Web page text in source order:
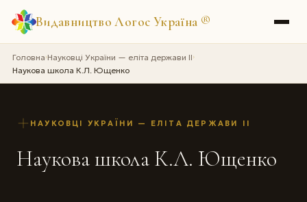
Видавництво Логос Україна ®
Головна›Науковці України — еліта держави II›
Наукова школа К.Л. Ющенко
НАУКОВЦІ УКРАЇНИ — ЕЛІТА ДЕРЖАВИ II
Наукова школа К.Л. Ющенко